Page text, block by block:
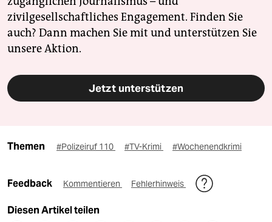
zivilgesellschaftliches Engagement. Finden Sie
auch? Dann machen Sie mit und unterstützen Sie
unsere Aktion.
Jetzt unterstützen
Themen #Polizeiruf 110 #TV-Krimi #Wochenendkrimi
Feedback Kommentieren Fehlerhinweis
Diesen Artikel teilen